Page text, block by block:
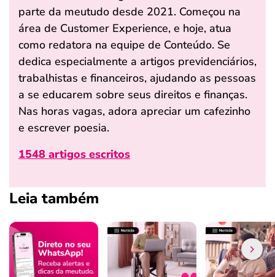
parte da meutudo desde 2021. Começou na
área de Customer Experience, e hoje, atua
como redatora na equipe de Conteúdo. Se
dedica especialmente a artigos previdenciários,
trabalhistas e financeiros, ajudando as pessoas
a se educarem sobre seus direitos e finanças.
Nas horas vagas, adora apreciar um cafezinho
e escrever poesia.
1548 artigos escritos
Leia também